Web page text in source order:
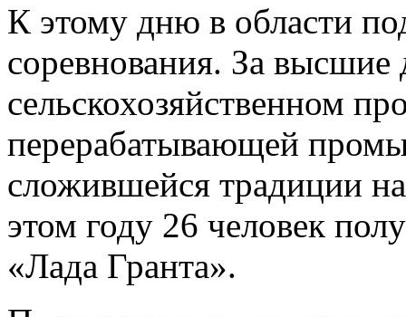
К этому дню в области
соревнования. За высшие
сельскохозяйственном
перерабатывающей
сложившейся традиции
этом году 26 человек
«Лада Гранта».